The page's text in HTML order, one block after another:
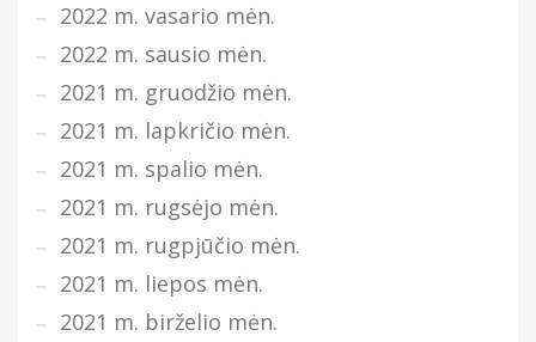
2022 m. vasario mėn.
2022 m. sausio mėn.
2021 m. gruodžio mėn.
2021 m. lapkričio mėn.
2021 m. spalio mėn.
2021 m. rugsėjo mėn.
2021 m. rugpjūčio mėn.
2021 m. liepos mėn.
2021 m. birželio mėn.